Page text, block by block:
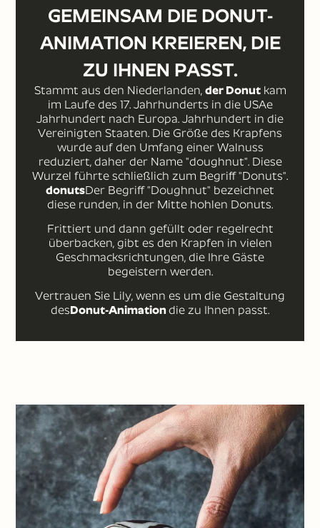
GEMEINSAM DIE DONUT-
ANIMATION KREIEREN, DIE
ZU IHNEN PASST.
Stammt aus den Niederlanden, der Donutkam
im Laufe des 17. Jahrhunderts in die USAe
Jahrhundert nach Europa. Jahrhundert in die
Vereinigten Staaten. Die Größe des Krapfens
wurde auf den Umfang einer Walnuss
reduziert, daher der Name "doughnut". Diese
Wurzel führte schließlich zum Begriff "Donuts".
donutsDer Begriff "Doughnut" bezeichnet
diese runden, in der Mitte hohlen Donuts.
Frittiert und dann gefüllt oder regelrecht
überbacken, gibt es den Krapfen in vielen
Geschmacksrichtungen, die Ihre Gäste
begeistern werden.
Vertrauen Sie Lily, wenn es um die Gestaltung
desDonut-Animation die zu Ihnen passt.